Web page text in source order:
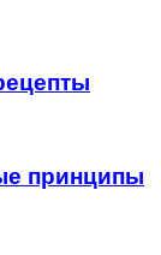
принципы